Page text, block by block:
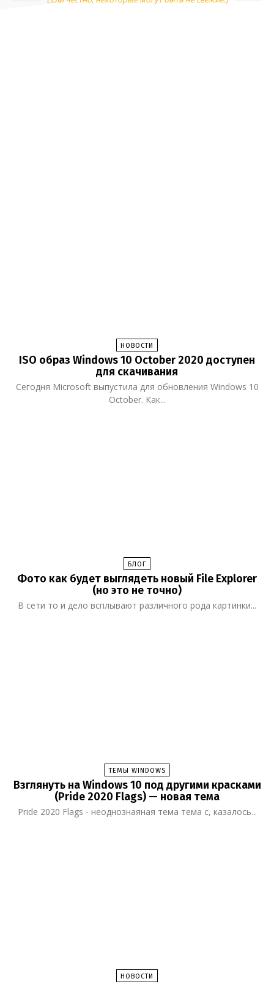
НОВОСТИ
ISO образ Windows 10 October 2020 доступен
для скачивания
Сегодня Microsoft выпустила для обновления Windows 10
October. Как...
БЛОГ
Фото как будет выглядеть новый File Explorer
(но это не точно)
В сети то и дело всплывают различного рода картинки...
ТЕМЫ WINDOWS
Взглянуть на Windows 10 под другими красками
(Pride 2020 Flags) — новая тема
Pride 2020 Flags - неоднознаяная тема тема с, казалось...
НОВОСТИ